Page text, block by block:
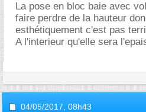
La pose en bloc baie avec
faire perdre de la hauteur
esthétiquement c'est pas
A l'interieur qu'elle sera
04/05/2017, 08h43